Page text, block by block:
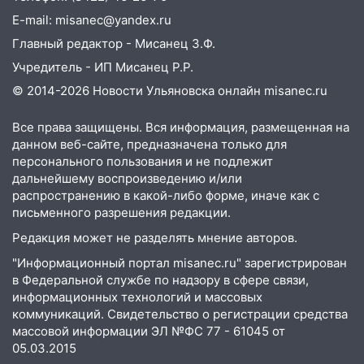
09:35 В Ульяновске директора фирмы
будут судить за неуплату налогов на 48
млн рублей
08:22 Подросток на питбайке сбил
07:20 Жара возвращается: ожидается
знойный и сухой четверг
06:00 Под Ульяновском при развороте
пострадал 38-летний водитель
иномарки
05:00
«Каждая пятая женщина и каждый
второй мужчина в мире сталкиваются с
алопецией»: врач рассказал, чем может
быть вызвано облысение и как с этим
справиться
03:30 Гороскоп на 7 августа: пятница
E-mail: misanec@yandex.ru
Главный редактор - Мисанец З.Ф.
Учредитель - ИП Мисанец Р.Р.
© 2014-2026 Новости Ульяновска онлайн misanec.ru
Все права защищены. Вся информация, размещенная на
данном веб-сайте, предназначена только для
персонального пользования и не подлежит
дальнейшему воспроизведению и/или
распространению в какой-либо форме, иначе как с
письменного разрешения редакции.
Редакция может не разделять мнение авторов.
"Информационный портал misanec.ru" зарегистрирован
в Федеральной службе по надзору в сфере связи,
информационных технологий и массовых
коммуникаций. Свидетельство о регистрации средства
массовой информации ЭЛ №ФС 77 - 61045 от
05.03.2015